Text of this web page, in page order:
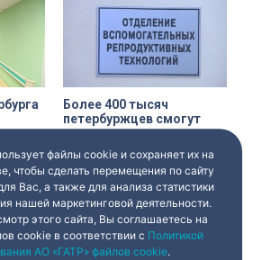
Петербург» рассказал Дмитрий
Мотовилов, заместитель
председателя комитета по
здравоохранению.
по
Более 400 тысяч
петербуржцев смогут
проверить в этом году
репродуктивное
здоровье в рамках
диспансеризации
Более 400 тысяч горожан
пройдут в этом году
диспансеризацию для оценки
репродуктивного здоровья.
Смольный
файлы cookie и сохраняет их на
чтобы сделать перемещения по сайту
Вас, а также для анализа статистики
нашей маркетинговой деятельности.
этого сайта, Вы соглашаетесь на
cookie в соответствии с Политикой
АО «ГАТР» файлов cookie.